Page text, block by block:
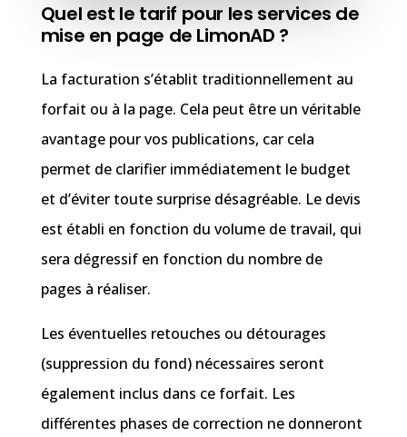
Quel est le tarif pour les services de
mise en page de LimonAD ?
La facturation s’établit traditionnellement au
forfait ou à la page. Cela peut être un véritable
avantage pour vos publications, car cela
permet de clarifier immédiatement le budget
et d’éviter toute surprise désagréable. Le devis
est établi en fonction du volume de travail, qui
sera dégressif en fonction du nombre de
pages à réaliser.
Les éventuelles retouches ou détourages
(suppression du fond) nécessaires seront
également inclus dans ce forfait. Les
différentes phases de correction ne donneront